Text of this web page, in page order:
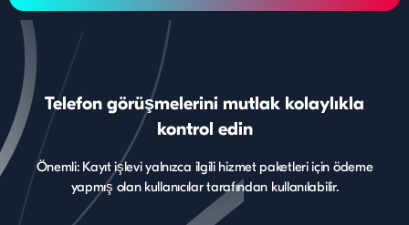
Telefon görüşmelerini mutlak kolaylıkla
kontrol edin
Önemli: Kayıt işlevi yalnızca ilgili hizmet paketleri için ödeme
yapmış olan kullanıcılar tarafından kullanılabilir.